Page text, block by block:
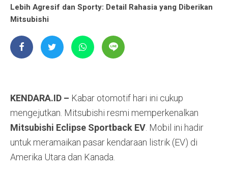
Lebih Agresif dan Sporty: Detail Rahasia yang Diberikan
Mitsubishi
KENDARA.ID – Kabar otomotif hari ini cukup
mengejutkan. Mitsubishi resmi memperkenalkan
Mitsubishi Eclipse Sportback EV . Mobil ini hadir
untuk meramaikan pasar kendaraan listrik (EV) di
Amerika Utara dan Kanada.